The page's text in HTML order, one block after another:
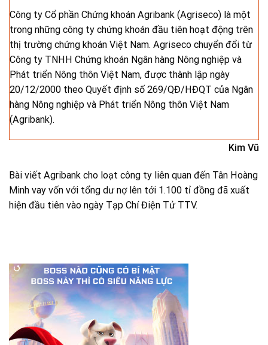
Công ty Cổ phần Chứng khoán Agribank (Agriseco) là một
trong những công ty chứng khoán đầu tiên hoạt động trên
thị trường chứng khoán Việt Nam. Agriseco chuyển đổi từ
Công ty TNHH Chứng khoán Ngân hàng Nông nghiệp và
Phát triển Nông thôn Việt Nam, được thành lập ngày
20/12/2000 theo Quyết định số 269/QĐ/HĐQT của Ngân
hàng Nông nghiệp và Phát triển Nông thôn Việt Nam
(Agribank).
Kim Vũ
Bài viết Agribank cho loạt công ty liên quan đến Tân Hoàng
Minh vay vốn với tổng dư nợ lên tới 1.100 tỉ đồng đã xuất
hiện đầu tiên vào ngày Tạp Chí Điện Tử TTV.